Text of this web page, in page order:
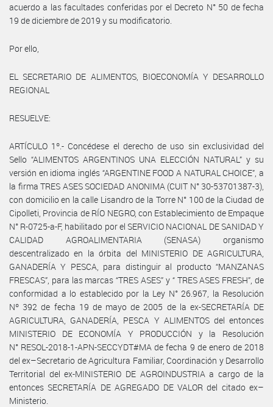
acuerdo a las facultades conferidas por el Decreto N° 50 de fecha
19 de diciembre de 2019 y su modificatorio.
Por ello,
EL SECRETARIO DE ALIMENTOS, BIOECONOMÍA Y DESARROLLO
REGIONAL
RESUELVE:
ARTÍCULO 1º.- Concédese el derecho de uso sin exclusividad del
Sello “ALIMENTOS ARGENTINOS UNA ELECCIÓN NATURAL” y su
versión en idioma inglés “ARGENTINE FOOD A NATURAL CHOICE”, a
la firma TRES ASES SOCIEDAD ANONIMA (CUIT N° 30-53701387-3),
con domicilio en la calle Lisandro de la Torre N° 100 de la Ciudad de
Cipolleti, Provincia de RÍO NEGRO, con Establecimiento de Empaque
N° R-0725-a-F, habilitado por el SERVICIO NACIONAL DE SANIDAD Y
CALIDAD AGROALIMENTARIA (SENASA) organismo
descentralizado en la órbita del MINISTERIO DE AGRICULTURA,
GANADERÍA Y PESCA, para distinguir al producto “MANZANAS
FRESCAS”, para las marcas “TRES ASES” y “ TRES ASES FRESH”, de
conformidad a lo establecido por la Ley N° 26.967, la Resolución
Nº 392 de fecha 19 de mayo de 2005 de la ex-SECRETARÍA DE
AGRICULTURA, GANADERÍA, PESCA Y ALIMENTOS del entonces
MINISTERIO DE ECONOMÍA Y PRODUCCIÓN y la Resolución
N° RESOL-2018-1-APN-SECCYDT#MA de fecha 9 de enero de 2018
del ex–Secretario de Agricultura Familiar, Coordinación y Desarrollo
Territorial del ex-MINISTERIO DE AGROINDUSTRIA a cargo de la
entonces SECRETARÍA DE AGREGADO DE VALOR del citado ex–
Ministerio.